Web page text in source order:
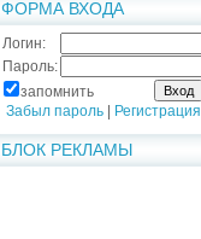
ФОРМА ВХОДА
Логин:
Пароль:
запомнить
Забыл пароль
Регистрация
БЛОК РЕКЛАМЫ